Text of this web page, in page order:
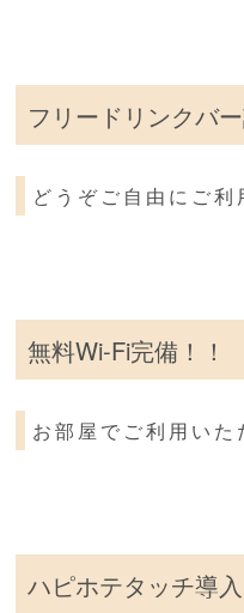
フリードリンクバ
どうぞご自由にご
無料Wi-Fi完備！！
お部屋でご利用いた
ハピホテタッチ導入